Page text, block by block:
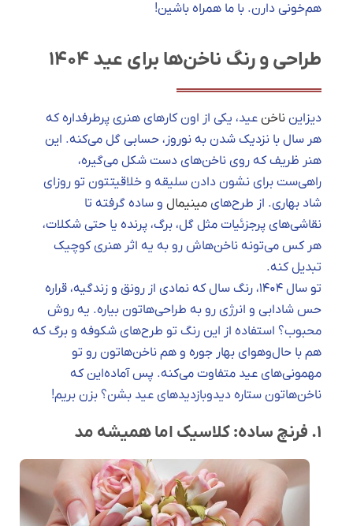
هم‌خونی دارن. با ما همراه باشین!
طراحی و رنگ ناخن‌ها برای عید ۱۴۰۴
دیزاین ناخن عید، یکی از اون کارهای هنری پرطرفداره که
هر سال با نزدیک شدن به نوروز، حسابی گل می‌کنه. این
هنر ظریف که روی ناخن‌های دست شکل می‌گیره،
راهی‌ست برای نشون دادن سلیقه و خلاقیتتون تو روزای
شاد بهاری. از طرح‌های مینیمال و ساده گرفته تا
نقاشی‌های پرجزئیات مثل گل، برگ، پرنده یا حتی شکلات،
هر کس می‌تونه ناخن‌هاش رو به یه اثر هنری کوچیک
تبدیل کنه.
تو سال ۱۴۰۴، رنگ سال که نمادی از رونق و زندگیه، قراره
حس شادابی و انرژی رو به طراحی‌هاتون بیاره. یه روش
محبوب؟ استفاده از این رنگ تو طرح‌های شکوفه و برگ که
هم با حال‌وهوای بهار جوره و هم ناخن‌هاتون رو تو
مهمونی‌های عید متفاوت می‌کنه. پس آماده‌این که
ناخن‌هاتون ستاره دیدوبازدیدهای عید بشن؟ بزن بریم!
۱. فرنچ ساده: کلاسیک اما همیشه مد